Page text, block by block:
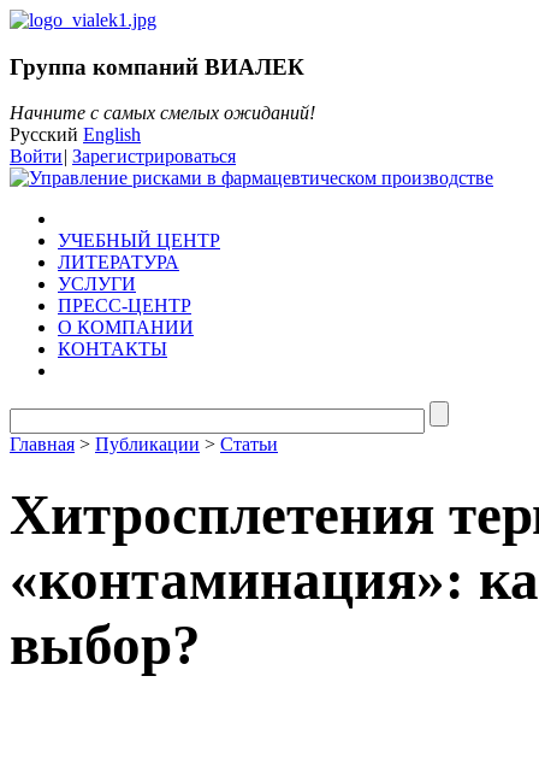
Группа компаний ВИАЛЕК
Начните с самых смелых ожиданий!
Русский English
Войти| Зарегистрироваться
УЧЕБНЫЙ ЦЕНТР
ЛИТЕРАТУРА
УСЛУГИ
ПРЕСС-ЦЕНТР
О КОМПАНИИ
КОНТАКТЫ
Главная > Публикации > Статьи
Хитросплетения
«контаминация»:
выбор?